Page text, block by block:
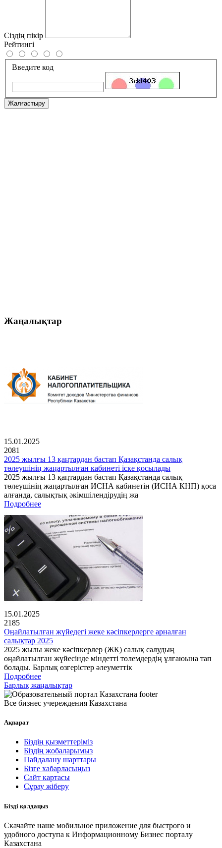
Сіздің пікір
Рейтингі
Введите код
Жалғастыру
Жаңалықтар
15.01.2025
2081
2025 жылғы 13 қаңтардан бастап Қазақстанда салық
төлеушінің жаңартылған кабинеті іске қосылады
2025 жылғы 13 қаңтардан бастап Қазақстанда салық
төлеушінің жаңартылған ИСНА кабинетін (ИСНА КНП) қоса
алғанда, салықтық әкімшілендірудің жа
Подробнее
15.01.2025
2185
Оңайлатылған жүйедегі жеке кәсіпкерлерге арналған
салықтар 2025
2025 жылы жеке кәсіпкерлер (ЖК) салық салудың
оңайлатылған жүйесінде міндетті төлемдердің ұлғаюына тап
болады. Барлық өзгерістер әлеуметтік
Подробнее
Барлық жаңалықтар
Все бизнес учереждения Казахстана
Ақпарат
Біздің қызметтеріміз
Біздің жобаларымыз
Пайдалану шарттары
Бізге хабарласыңыз
Сайт картасы
Сұрау жіберу
Бізді қолдаңыз
Скачайте наше мобильное приложение для быстрого и
удобного доступа к Информационному Бизнес порталу
Казахстана